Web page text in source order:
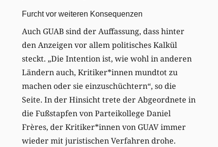
Furcht vor weiteren Konsequenzen
Auch GUAB sind der Auffassung, dass hinter
den Anzeigen vor allem politisches Kalkül
steckt. „Die Intention ist, wie wohl in anderen
Ländern auch, Kritiker*innen mundtot zu
machen oder sie einzuschüchtern“, so die
Seite. In der Hinsicht trete der Abgeordnete in
die Fußstapfen von Parteikollege Daniel
Frères, der Kritiker*innen von GUAV immer
wieder mit juristischen Verfahren drohe.